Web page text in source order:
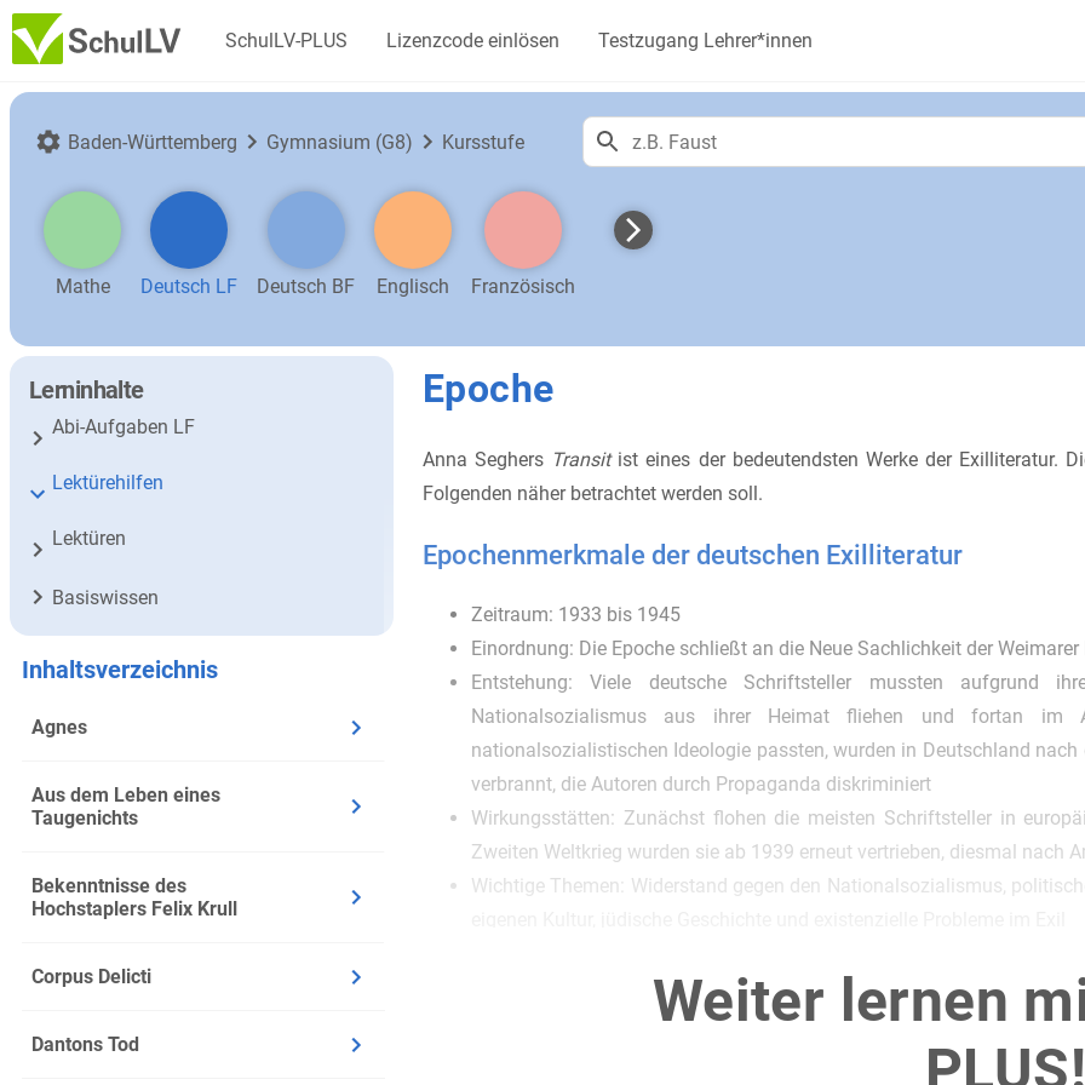
SchulLV-PLUS Lizenzcode einlösen Testzugang Lehrer*innen
Baden-Württemberg Gymnasium (G8) Kursstufe
Mathe Deutsch LF Deutsch BF Englisch Französisch
Lerninhalte
Abi-Aufgaben LF
Lektürehilfen
Lektüren
Basiswissen
Inhaltsverzeichnis
Agnes
Aus dem Leben eines
Taugenichts
Bekenntnisse des
Hochstaplers Felix Krull
Corpus Delicti
Dantons Tod
Epoche
Anna Seghers Transitist eines der bedeutendsten Werke der Exilliteratur.
Folgenden näher betrachtet werden soll.
Epochenmerkmale der deutschen Exilliteratur
Zeitraum: 1933 bis 1945
Einordnung: Die Epoche schließt an die Neue Sachlichkeit der Weimarer
Entstehung: Viele deutsche Schriftsteller mussten aufgrund
Nationalsozialismus aus ihrer Heimat fliehen und fortan im
nationalsozialistischen Ideologie passten, wurden in Deutschland
verbrannt, die Autoren durch Propaganda diskriminiert
Wirkungsstätten: Zunächst flohen die meisten Schriftsteller in
Zweiten Weltkrieg wurden sie ab 1939 erneut vertrieben, diesmal nach
Wichtige Themen: Widerstand gegen den Nationalsozialismus,
ging es damals hauptsächlich um die aktuellen politischen und
weiterhin im sachlichen Stil der vorangegangenen Epoche; Prosa
Naturgedichte erschien hauptsächlich nach Kriegsende
Weiter lernen
PLUS!